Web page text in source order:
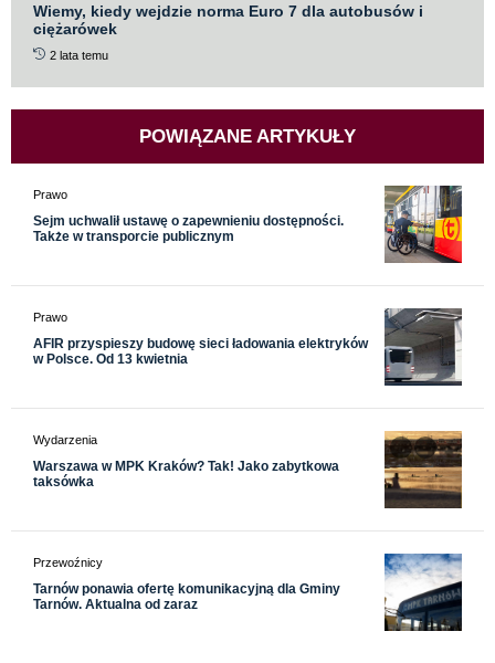
Wiemy, kiedy wejdzie norma Euro 7 dla autobusów i
ciężarówek
2 lata temu
POWIĄZANE ARTYKUŁY
Prawo
Sejm uchwalił ustawę o zapewnieniu dostępności.
Także w transporcie publicznym
Prawo
AFIR przyspieszy budowę sieci ładowania elektryków
w Polsce. Od 13 kwietnia
Wydarzenia
Warszawa w MPK Kraków? Tak! Jako zabytkowa
taksówka
Przewoźnicy
Tarnów ponawia ofertę komunikacyjną dla Gminy
Tarnów. Aktualna od zaraz